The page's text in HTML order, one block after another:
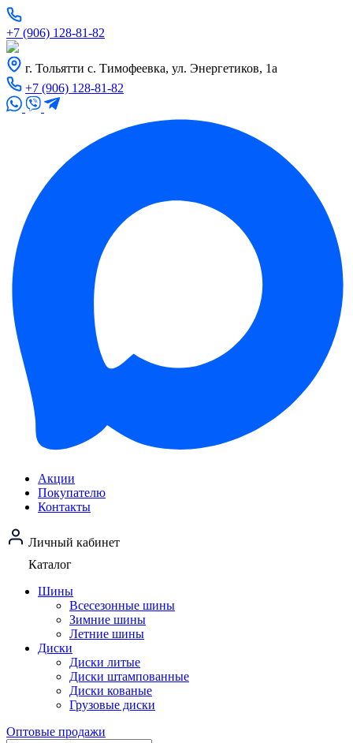
+7 (906) 128-81-82
г. Тольятти с. Тимофеевка, ул. Энергетиков, 1а
+7 (906) 128-81-82
Акции
Покупателю
Контакты
Личный кабинет
Каталог
Шины
Всесезонные шины
Зимние шины
Летние шины
Диски
Диски литые
Диски штампованные
Диски кованые
Грузовые диски
Оптовые продажи